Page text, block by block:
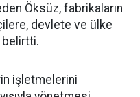
Öksüz, fabrikaların
devlete ve ülke
belirtti.
işletmelerini